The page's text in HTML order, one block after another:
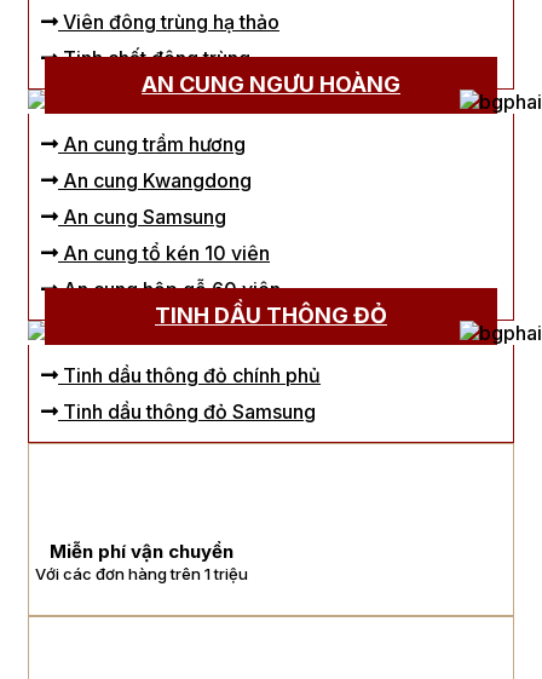
Viên đông trùng hạ thảo
Tinh chất đông trùng
AN CUNG NGƯU HOÀNG
An cung trầm hương
An cung Kwangdong
An cung Samsung
An cung tổ kén 10 viên
An cung hộp gỗ 60 viên
TINH DẦU THÔNG ĐỎ
Tinh dầu thông đỏ chính phủ
Tinh dầu thông đỏ Samsung
Miễn phí vận chuyển
Với các đơn hàng trên 1 triệu